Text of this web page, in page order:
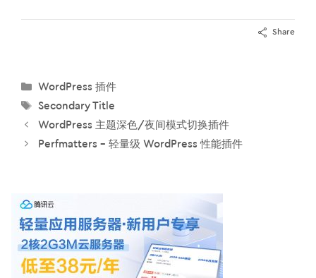
Share
分
类
WordPress 插件
标
签
Secondary Title
WordPress 主题深色/夜间模式切换插件
Perfmatters – 轻量级 WordPress 性能插件